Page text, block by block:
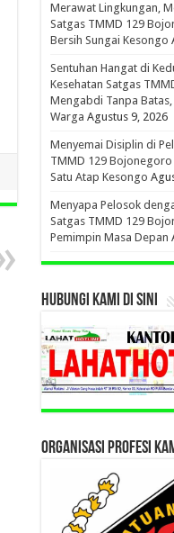
Merawat Lingkungan,
Satgas TMMD 129
Bersih Sungai Kesongo
Sentuhan Hangat di
Kesehatan Satgas
Mengabdi Tanpa
Warga Agustus 9, 2026
Menyemai Disiplin di
TMMD 129 Bojonegoro
Satu Atap Kesongo
Menyapa Pelosok
Satgas TMMD 129
Pemimpin Masa Depan
HUBUNGI KAMI DI SINI
ORGANISASI PROFESI